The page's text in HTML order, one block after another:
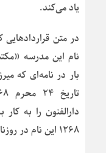
یاد می‌کند.
در متن
نام این مدرسه
بار در نامه‌ای که
دارالفنون را به
۱۲۶۸ این نام در روزنامه وقایع اتفاقیه به کار رفت.